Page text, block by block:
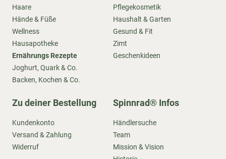
Haare
Hände & Füße
Wellness
Hausapotheke
Ernährungs Rezepte
Joghurt, Quark & Co.
Backen, Kochen & Co.
Pflegekosmetik
Haushalt & Garten
Gesund & Fit
Zimt
Geschenkideen
Zu deiner Bestellung
Kundenkonto
Versand & Zahlung
Widerruf
Spinnrad® Infos
Händlersuche
Team
Mission & Vision